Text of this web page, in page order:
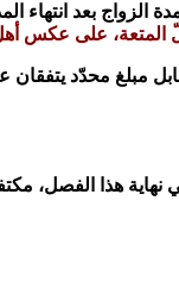
الزواج بعد انتهاء
المتعة، على عكس
محدّد يتفقان
هذا الفصل،